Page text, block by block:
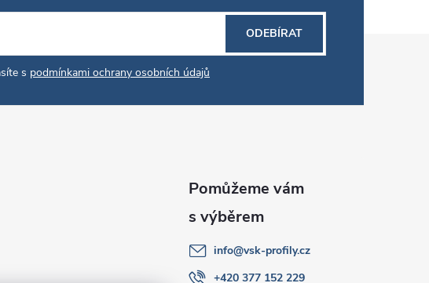
s podmínkami ochrany osobních údajů
ODEBÍRAT
info@vsk-profily.cz
+420 377 152 229